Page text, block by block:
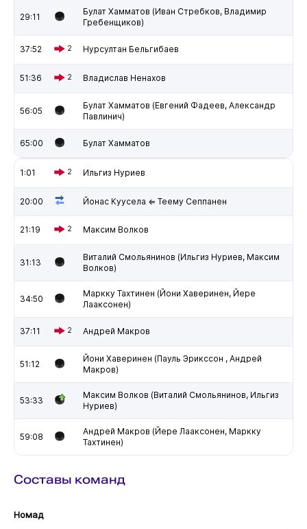
29:11
Булат Хамматов (Иван Стребков, Владимир
Гребенщиков)
37:52 2 Нурсултан Бельгибаев
51:36 2 Владислав Ненахов
56:05
Булат Хамматов (Евгений Фадеев, Александр
Павлинич)
65:00 Булат Хамматов
1:01 2 Ильгиз Нуриев
20:00 Йонас Куусела ⇐ Теему Сеппанен
21:19 2 Максим Волков
31:13
Виталий Смольянинов (Ильгиз Нуриев, Максим
Волков)
34:50
Маркку Тахтинен (Йони Хаверинен, Йере
Лааксонен)
37:11 2 Андрей Макров
51:12
Йони Хаверинен (Пауль Эрикссон , Андрей
Макров)
53:33
Максим Волков (Виталий Смольянинов, Ильгиз
Нуриев)
59:08
Андрей Макров (Йере Лааксонен, Маркку
Тахтинен)
Составы команд
Номад